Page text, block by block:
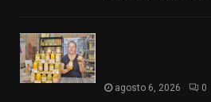
agosto 6, 2026 0